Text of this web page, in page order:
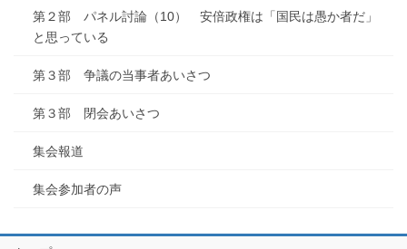
第２部 パネル討論（10） 安倍政権は「国民は愚か者だ」
と思っている
第３部 争議の当事者あいさつ
第３部 閉会あいさつ
集会報道
集会参加者の声